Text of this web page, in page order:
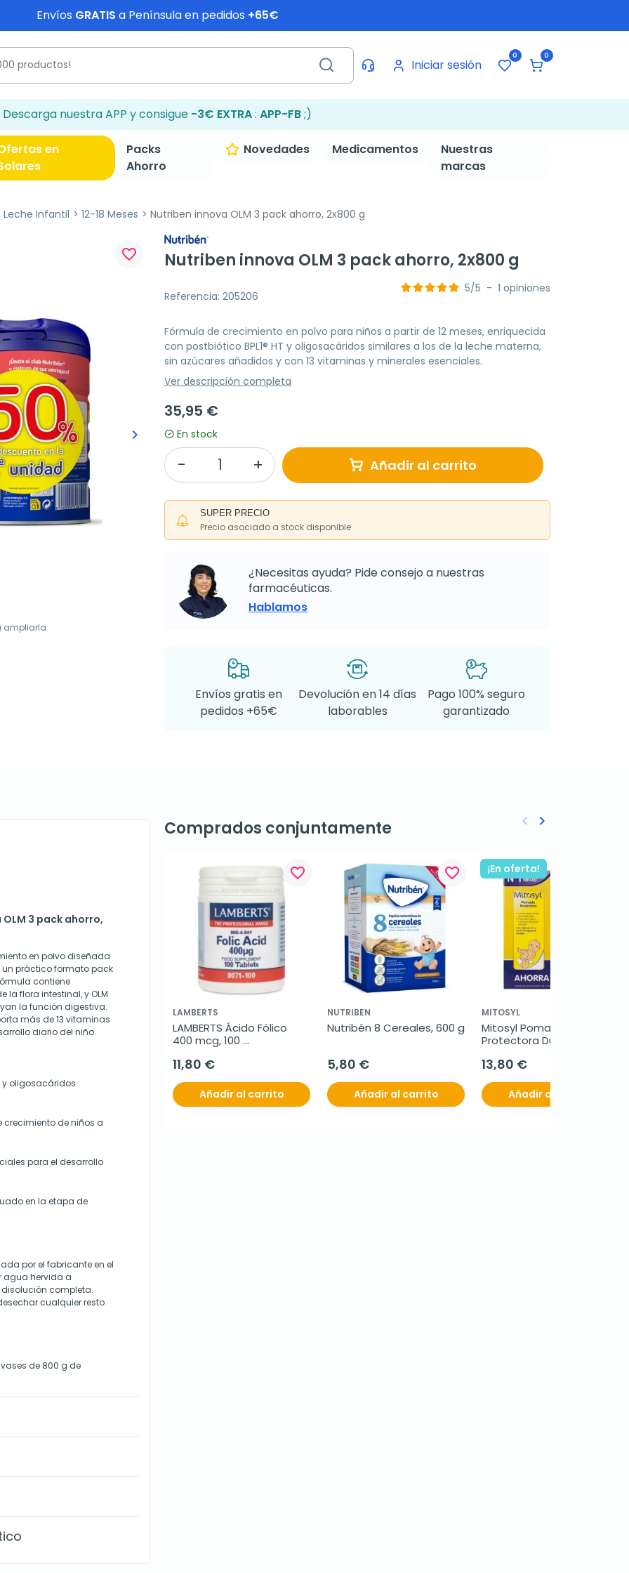
Envíos GRATIS a Península en pedidos +65€
Iniciar sesión
0 0
Descarga nuestra APP y consigue -3€ EXTRA: APP-FB;)
en
Packs
Ahorro
Novedades Medicamentos
Nuestras
marcas
Leche Infantil 12-18 Meses Nutriben innova OLM 3 pack ahorro, 2x800 g
Siguiente
keyboard_arrow_right
ampliarla
favorite_border Nutriben innova OLM 3 pack ahorro, 2x800 g
Referencia: 205206
5/5 - 1 opiniones
Fórmula de crecimiento en polvo para niños a partir de 12 meses, enriquecida
con postbiótico BPL1® HT y oligosacáridos similares a los de la leche materna,
sin azúcares añadidos y con 13 vitaminas y minerales esenciales.
Ver descripción completa
35,95 €
En stock
Añadir al carrito
SUPER PRECIO
Precio asociado a stock disponible
¿Necesitas ayuda? Pide consejo a nuestras
farmacéuticas.
Hablamos
Envíos gratis en
pedidos +65€
Devolución en 14 días
laborables
Pago 100% seguro
garantizado
3 pack ahorro,
en polvo diseñada
un práctico formato pack
contiene
la flora intestinal, y OLM
la función digestiva.
más de 13 vitaminas
diario del niño.
y oligosacáridos
crecimiento de niños a
para el desarrollo
en la etapa de
por el fabricante en el
agua hervida a
completa.
cualquier resto
de 800 g de
Comprados conjuntamente
favorite_border
LAMBERTS
LAMBERTS Ácido Fólico
400 mcg, 100
11,80 €
Añadir al carrito
favorite_border
NUTRIBEN
Nutribén 8 Cereales, 600 g
5,80 €
Añadir al carrito
¡En oferta!
MITOSYL
Mitosyl Pomada
Protectora Duplo, 2 x 65 g
13,80 €
Añadir al carrito
Anterior
keyboard_arrow_left Siguiente
keyboard_arrow_right